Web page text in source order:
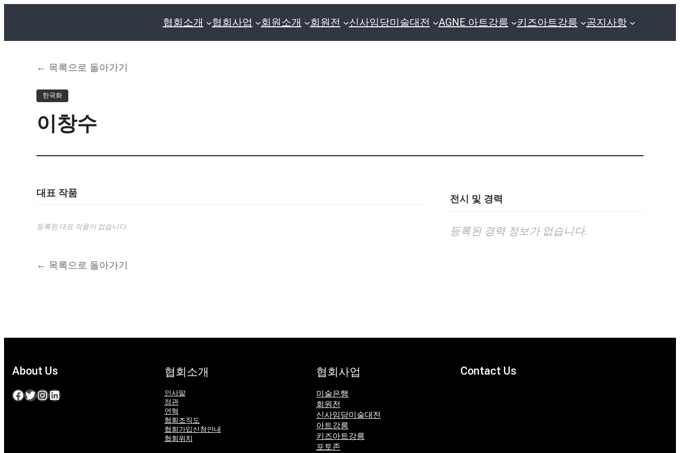
협회소개 협회사업 회원소개 회원전 신사임당미술대전 AGNE 아트강릉 키즈아트강릉 공지사항
← 목록으로 돌아가기
한국화
이창수
대표 작품
등록된 대표 작품이 없습니다.
전시 및 경력
등록된 경력 정보가 없습니다.
← 목록으로 돌아가기
About Us
Facebook Twitter InstagramLinkedIn
협회소개
인사말
정관
연혁
협회조직도
협회가입신청안내
협회위치
협회사업
미술은행
회원전
신사임당미술대전
아트강릉
키즈아트강릉
포토존
Contact Us